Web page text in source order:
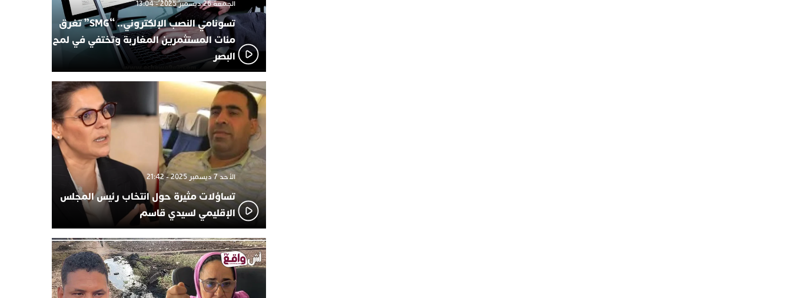
الجمعة 26 ديسمبر 2025 - 13:04
تسونامي النصب الإلكتروني.. “SMG” تغرق
مئات المستثمرين المغاربة وتختفي في لمح
البصر
الأحد 7 ديسمبر 2025 - 21:42
تساؤلات مثيرة حول انتخاب رئيس المجلس
الإقليمي لسيدي قاسم